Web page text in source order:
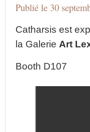
Publié le 30
Catharsis est
la Galerie Art
Booth D107